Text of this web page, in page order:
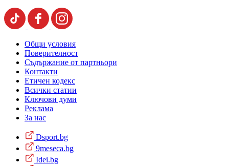
Общи условия
Поверителност
Съдържание от партньори
Контакти
Етичен кодекс
Всички статии
Ключови думи
Реклама
За нас
Dsport.bg
9meseca.bg
Idei.bg